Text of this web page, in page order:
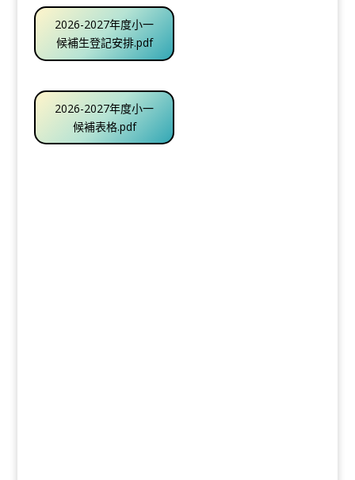
2026-2027年度小一
候補生登記安排.pdf
2026-2027年度小一
候補表格.pdf